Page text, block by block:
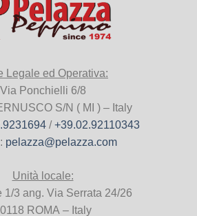
Legale ed Operativa:
Via Ponchielli 6/8
S/N ( MI ) – Italy
/+39.02.92110343
pelazza@pelazza.com
Unità locale:
1/3 ang. Via Serrata 24/26
ROMA – Italy